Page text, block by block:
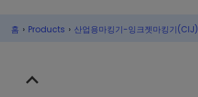
홈 › Products › 산업용마킹기-잉크젯마킹기(CIJ)